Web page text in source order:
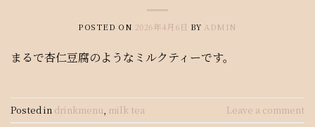
POSTED ON 2026年4月6日 BY ADMIN
まるで杏仁豆腐のようなミルクティーです。
Posted in drinkmenu milk tea Leave a comment